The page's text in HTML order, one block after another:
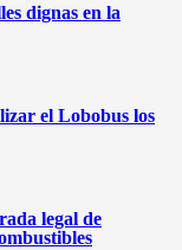
dignas en la
el Lobobus los
legal de